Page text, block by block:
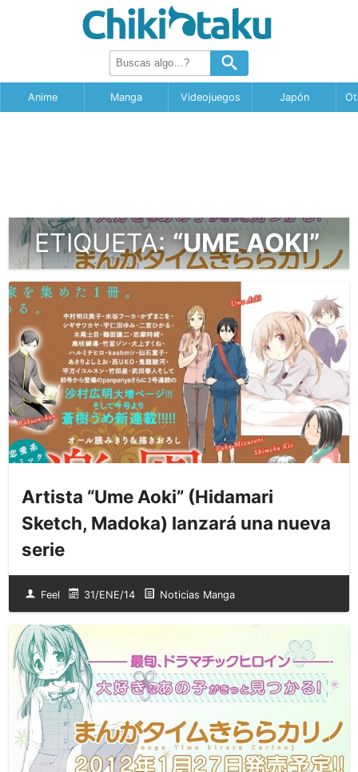
Anime Manga Videojuegos Japón
ETIQUETA:“UME AOKI”
Artista “Ume Aoki” (Hidamari
Sketch, Madoka) lanzará una nueva
serie
Feel 31/ENE/14 Noticias Manga